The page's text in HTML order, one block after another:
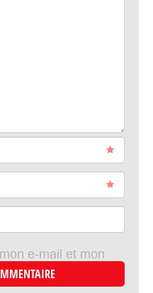
e-mail et mon
pour mon prochain